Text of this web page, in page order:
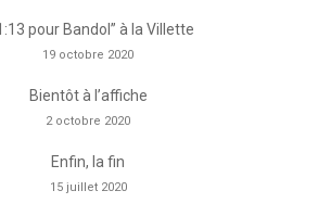
pour Bandol” à la Villette
19 octobre 2020
Bientôt à l’affiche
2 octobre 2020
Enfin, la fin
15 juillet 2020